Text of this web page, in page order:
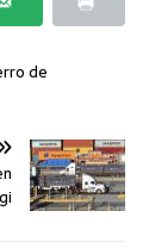
de